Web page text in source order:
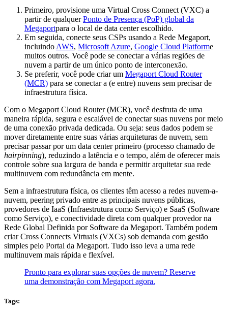
Primeiro, provisione uma Virtual Cross Connect (VXC) a
partir de qualquerPonto de Presença (PoP) global da
Megaportpara o local de data center escolhido.
Em seguida, conecte seus CSPs usando a Rede Megaport,
incluindo AWS, Microsoft Azure, Google Cloud Platforme
muitos outros. Você pode se conectar a várias regiões de
nuvem a partir de um único ponto de interconexão.
Se preferir, você pode criar um Megaport Cloud Router
(MCR) para se conectar a (e entre) nuvens sem precisar de
infraestrutura física.
Com o Megaport Cloud Router (MCR), você desfruta de uma
maneira rápida, segura e escalável de conectar suas nuvens por meio
de uma conexão privada dedicada. Ou seja: seus dados podem se
mover diretamente entre suas várias arquiteturas de nuvem, sem
precisar passar por um data center primeiro (processo chamado de
hairpinning), reduzindo a latência e o tempo, além de oferecer mais
controle sobre sua largura de banda e permitir arquitetar sua rede
multinuvem com redundância em mente.
Sem a infraestrutura física, os clientes têm acesso a redes nuvem-a-
nuvem, peering privado entre as principais nuvens públicas,
provedores de IaaS (Infraestrutura como Serviço) e SaaS (Software
como Serviço), e conectividade direta com qualquer provedor na
Rede Global Definida por Software da Megaport. Também podem
criar Cross Connects Virtuais (VXCs) sob demanda com gestão
simples pelo Portal da Megaport. Tudo isso leva a uma rede
multinuvem mais rápida e flexível.
Pronto para explorar suas opções de nuvem? Reserve
uma demonstração com Megaport agora.
Tags: